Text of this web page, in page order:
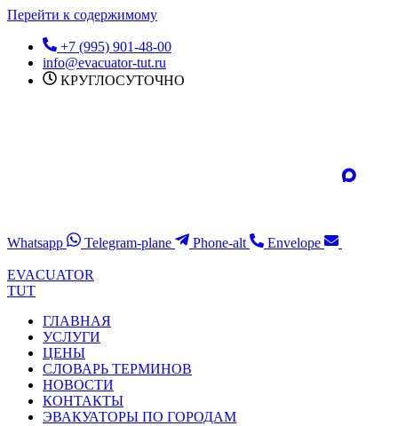
Перейти к содержимому
+7 (995) 901-48-00
info@evacuator-tut.ru
КРУГЛОСУТОЧНО
Whatsapp Telegram-plane Phone-alt Envelope
EVACUATOR
TUT
ГЛАВНАЯ
УСЛУГИ
ЦЕНЫ
СЛОВАРЬ ТЕРМИНОВ
НОВОСТИ
КОНТАКТЫ
ЭВАКУАТОРЫ ПО ГОРОДАМ